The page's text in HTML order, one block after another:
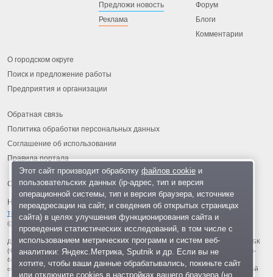
Предложи новость
Реклама
Форум
Блоги
Комментарии
О городском округе
Поиск и предложение работы
Предприятия и организации
Обратная связь
Политика обработки персональных данных
Соглашение об использовании
Правила портала
На информационном ресурсе применяются рекомендательные
технологии
© 2013-2026 «ОИНФО»,
сделано в Одинцово
Для читателей: В России признаны экстремистскими и запрещены организации ФБК
(Фонд борьбы с коррупцией, признан иноагентом), Штабы Навального, «Национал-
большевистская партия», «Свидетели Иеговы», «Армия воли народа», «Русский
общенациональный союз», «Движение против нелегальной иммиграции», «Правый
Этот сайт производит обработку файлов cookieи
пользовательских данных (ip-адрес, тип и версия
операционной системы, тип и версия браузера, источнике
переадресации на сайт, и сведения об открытых страницах
сайта) в целях улучшения функционирования сайта и
проведения статистических исследований, в том числе с
использованием метрических программ и систем веб-
аналитики: Яндекс.Метрика, Sputnik и др. Если вы не
хотите, чтобы ваши данные обрабатывались, покиньте сайт
или отключите cookies в настройках вашего браузера (но